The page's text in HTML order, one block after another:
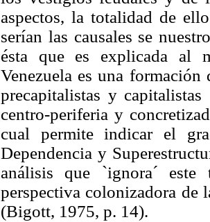
aspectos, la totalidad de
serían las causales se
ésta que es explicada al
Venezuela es una
precapitalistas y
centro-periferia y
cual permite indicar el
Dependencia y
análisis que `ignora´
perspectiva colonizadora de
(Bigott, 1975, p. 14).